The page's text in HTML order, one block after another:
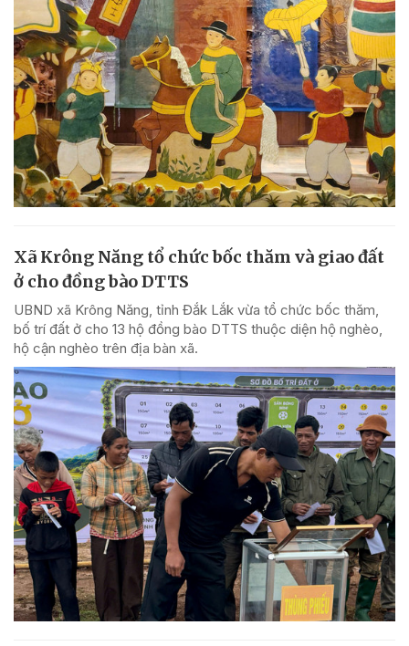
Xã Krông Năng tổ chức bốc thăm và giao đất
ở cho đồng bào DTTS
UBND xã Krông Năng, tỉnh Đắk Lắk vừa tổ chức bốc thăm,
bố trí đất ở cho 13 hộ đồng bào DTTS thuộc diện hộ nghèo,
hộ cận nghèo trên địa bàn xã.